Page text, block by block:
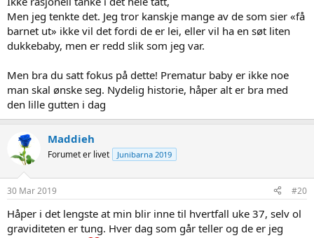
Men jeg tenkte det. Jeg tror kanskje mange av de som sier «få
barnet ut» ikke vil det fordi de er lei, eller vil ha en søt liten
dukkebaby, men er redd slik som jeg var.
Men bra du satt fokus på dette! Prematur baby er ikke noe
man skal ønske seg. Nydelig historie, håper alt er bra med
den lille gutten i dag
Maddieh
Forumet er livet Junibarna 2019
30 Mar 2019 #20
Håper i det lengste at min blir inne til hvertfall uke 37, selv ol
graviditeten er tung. Hver dag som går teller og de er jeg